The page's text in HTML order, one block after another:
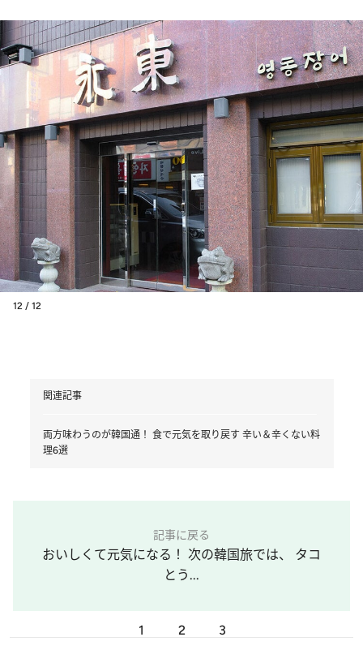
12 / 12
関連記事
両方味わうのが韓国通！ 食で元気を取り戻す 辛い＆辛くない料
理6選
記事に戻る
おいしくて元気になる！ 次の韓国旅では、 タコ
とう...
1 2 3